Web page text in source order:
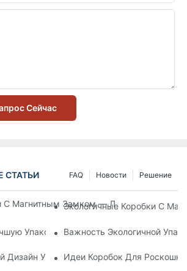
Сейчас
СТАТЬИ Решение
Новости
FAQ
С Магнитным Замком — Лучший Выбор
Экологичные Коробки С
Упаковку Для Средств По Уходу За
Важность Экологичной
Дизайн Упаковки Для Средств По
Идеи Коробок Для